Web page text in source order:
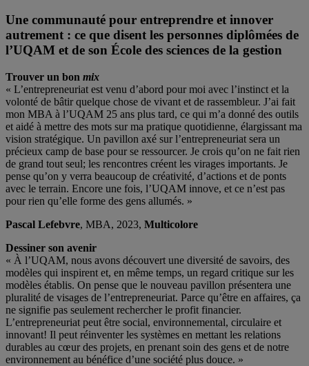
Une communauté pour entreprendre et innover
autrement : ce que disent les personnes diplômées de
l’UQAM et de son École des sciences de la gestion
Trouver un bon mix
« L’entrepreneuriat est venu d’abord pour moi avec l’instinct et la
volonté de bâtir quelque chose de vivant et de rassembleur. J’ai fait
mon MBA à l’UQAM 25 ans plus tard, ce qui m’a donné des outils
et aidé à mettre des mots sur ma pratique quotidienne, élargissant ma
vision stratégique. Un pavillon axé sur l’entrepreneuriat sera un
précieux camp de base pour se ressourcer. Je crois qu’on ne fait rien
de grand tout seul; les rencontres créent les virages importants. Je
pense qu’on y verra beaucoup de créativité, d’actions et de ponts
avec le terrain. Encore une fois, l’UQAM innove, et ce n’est pas
pour rien qu’elle forme des gens allumés. »
Pascal Lefebvre, MBA, 2023, Multicolore
Dessiner son avenir
« À l’UQAM, nous avons découvert une diversité de savoirs, des
modèles qui inspirent et, en même temps, un regard critique sur les
modèles établis. On pense que le nouveau pavillon présentera une
pluralité de visages de l’entrepreneuriat. Parce qu’être en affaires, ça
ne signifie pas seulement rechercher le profit financier.
L’entrepreneuriat peut être social, environnemental, circulaire et
innovant! Il peut réinventer les systèmes en mettant les relations
durables au cœur des projets, en prenant soin des gens et de notre
environnement au bénéfice d’une société plus douce. »